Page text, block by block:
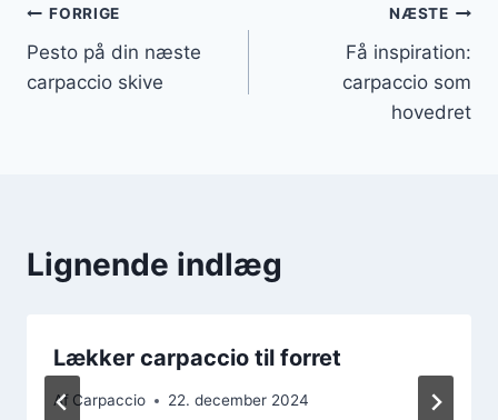
Indlægsnavigation
FORRIGE
Pesto på din næste
carpaccio skive
NÆSTE
Få inspiration:
carpaccio som
hovedret
Lignende indlæg
Lækker carpaccio til forret
Af Carpaccio 22. december 2024